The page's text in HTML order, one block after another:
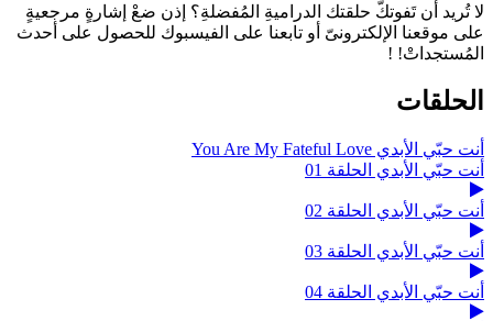
لا تُريد أن تَفوتكّ حلقتك الدراميةِ المُفضلةِ؟ إذن ضعْ إشارةٍ مرجعيةٍ
على موقعنا الإلكترونىّ أو تابعنا على الفيسبوك للحصول على أحدث
المُستجداتْ! !
الحلقات
أنت حبّي الأبدي You Are My Fateful Love
أنت حبّي الأبدي الحلقة 01
أنت حبّي الأبدي الحلقة 02
أنت حبّي الأبدي الحلقة 03
أنت حبّي الأبدي الحلقة 04